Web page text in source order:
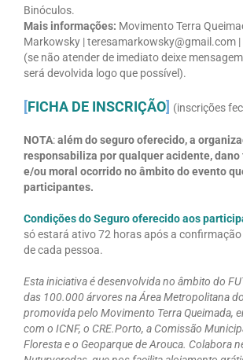
Binóculos.
Mais informações: Movimento Terra
Markowsky | teresamarkowsky@gmail.com
(se não atender de imediato deixe
será devolvida logo que possível).
[FICHA DE INSCRIÇÃO] (inscrições
NOTA:além do seguro oferecido, a
responsabiliza por qualquer acidente, dano
e/ou moral ocorrido no âmbito do evento
participantes.
Condições do Seguro oferecido aos
só estará ativo 72 horas após a
de cada pessoa.
Esta iniciativa é desenvolvida no âmbito do
das 100.000 árvores na Área Metropolitana
promovida pelo Movimento Terra Queimada,
com o ICNF, o CRE.Porto, a Comissão
Floresta e o Geoparque de Arouca. Colabora